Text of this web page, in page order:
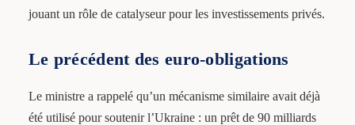
jouant un rôle de catalyseur pour les investissements privés.
Le précédent des euro-obligations
Le ministre a rappelé qu’un mécanisme similaire avait déjà
été utilisé pour soutenir l’Ukraine : un prêt de 90 milliards